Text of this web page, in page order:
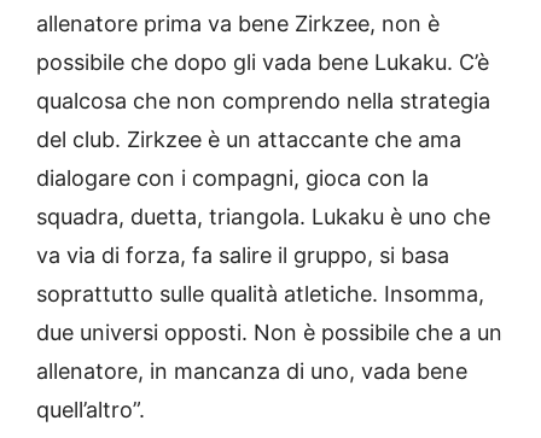
allenatore prima va bene Zirkzee, non è
possibile che dopo gli vada bene Lukaku. C’è
qualcosa che non comprendo nella strategia
del club. Zirkzee è un attaccante che ama
dialogare con i compagni, gioca con la
squadra, duetta, triangola. Lukaku è uno che
va via di forza, fa salire il gruppo, si basa
soprattutto sulle qualità atletiche. Insomma,
due universi opposti. Non è possibile che a un
allenatore, in mancanza di uno, vada bene
quell’altro”.